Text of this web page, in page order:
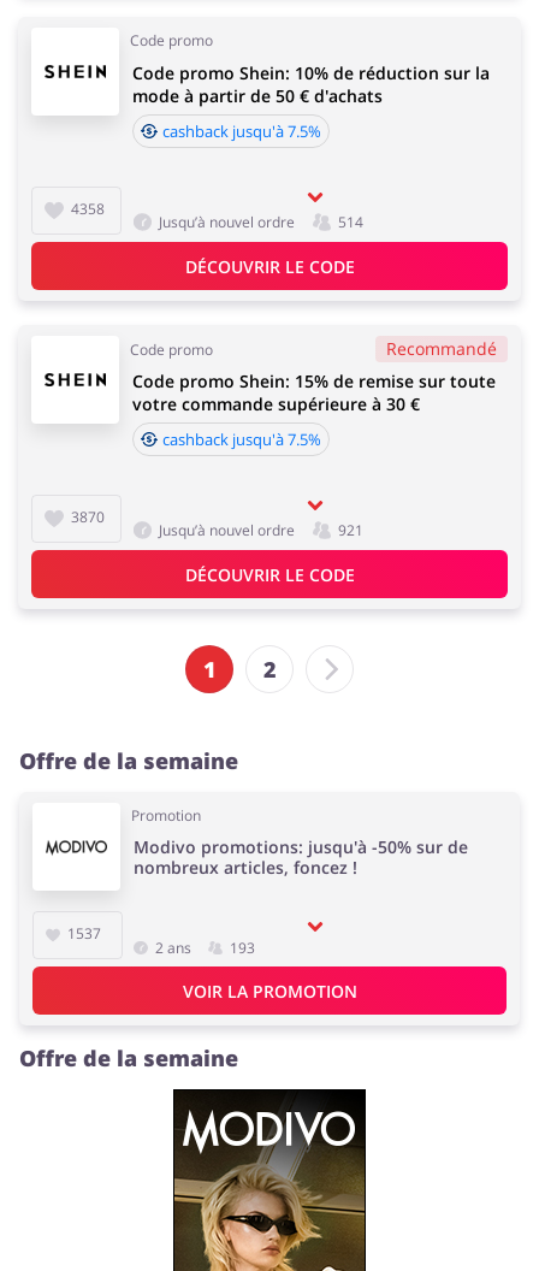
Code promo
4358
Code promo Shein: 10% de réduction sur la
mode à partir de 50 € d'achats
cashback jusqu'à 7.5%
Jusqu’à nouvel ordre 514
DÉCOUVRIR LE CODE
Code promo Recommandé
3870
Code promo Shein: 15% de remise sur toute
votre commande supérieure à 30 €
cashback jusqu'à 7.5%
Jusqu’à nouvel ordre 921
DÉCOUVRIR LE CODE
1 2
Offre de la semaine
Promotion
1537
Modivo promotions: jusqu'à -50% sur de
nombreux articles, foncez !
2 ans 193
VOIR LA PROMOTION
Offre de la semaine